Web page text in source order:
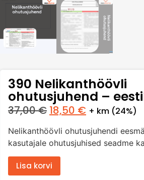
390 Nelikanthöövli
ohutusjuhend –
37,00€ 18,50 € + km (24%)
Nelikanthöövli ohutusjuhendi
kasutajale ohutusjuhised seadme
Lisa korvi